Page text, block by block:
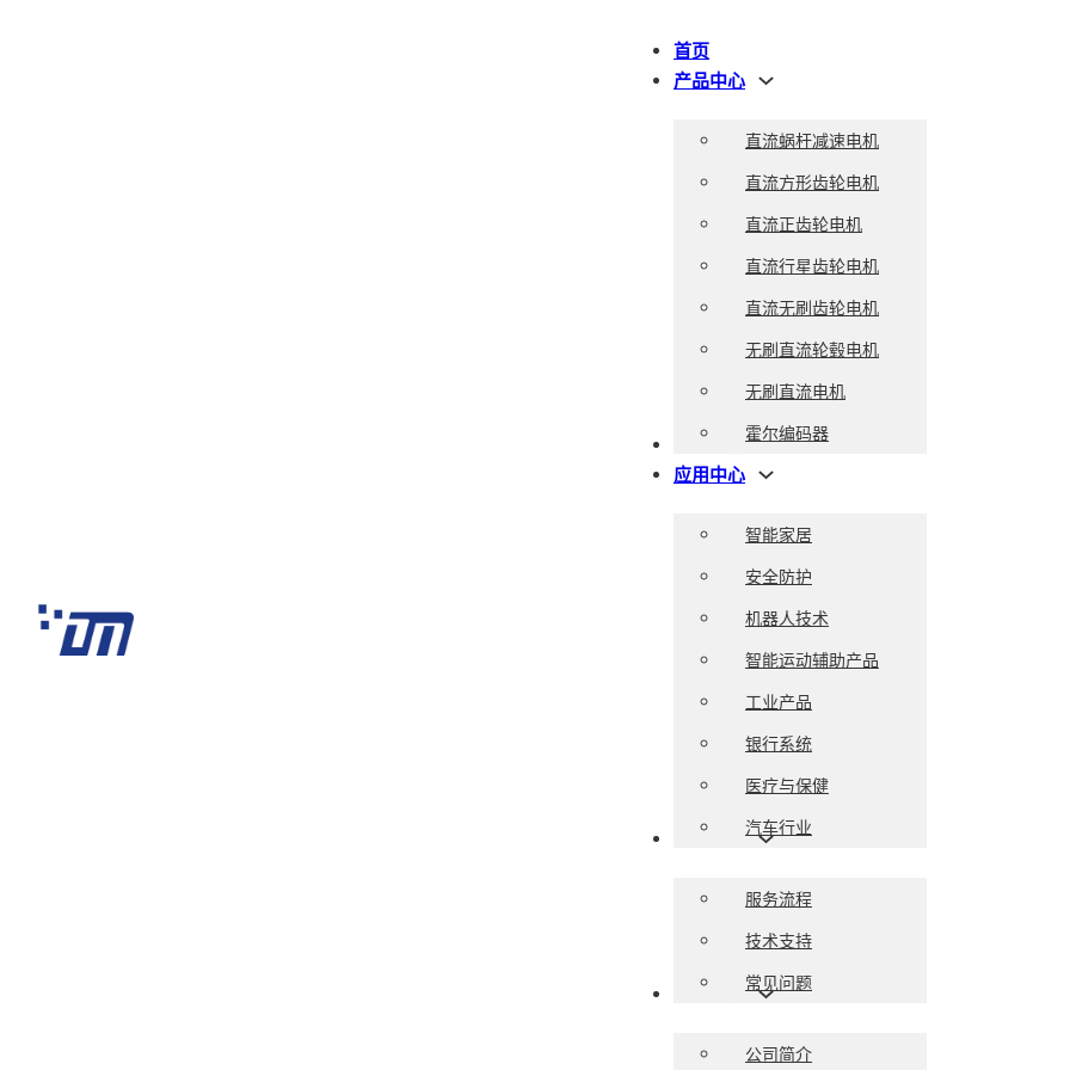
首页
产品中心
直流蜗杆减速电机
直流方形齿轮电机
直流正齿轮电机
直流行星齿轮电机
直流无刷齿轮电机
无刷直流轮毂电机
无刷直流电机
霍尔编码器
目录下载
应用中心
智能家居
安全防护
机器人技术
智能运动辅助产品
工业产品
银行系统
医疗与保健
汽车行业
服务支持
服务流程
技术支持
常见问题
关于我们
公司简介